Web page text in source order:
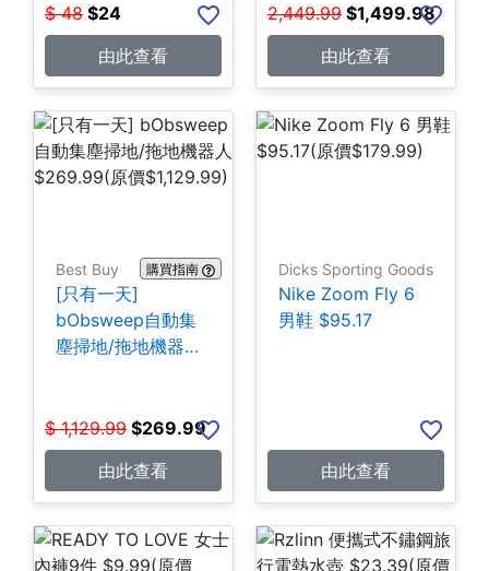
$ 48 $24
由此查看
2,449.99 $1,499.98
由此查看
Best Buy 購買指南
[只有一天]
bObsweep自動集
塵掃地/拖地機器人
$ 1,129.99 $269.99
由此查看
Dicks Sporting Goods
Nike Zoom Fly 6
男鞋 $95.17
由此查看